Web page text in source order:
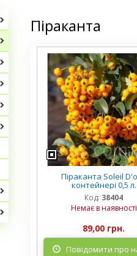
Піраканта
Піраканта Soleil
контейнері 0,5 л.
Код: 38404
Немає в наявності
89,00 грн.
Повідомити про